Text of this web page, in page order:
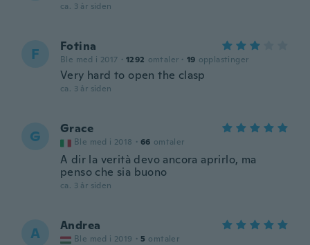
ca. 3 år siden
F Fotina
Ble med i 2017 · 1292 omtaler · 19 opplastinger
Very hard to open the clasp
ca. 3 år siden
G Grace
Ble med i 2018 · 66 omtaler
A dir la verità devo ancora aprirlo, ma
penso che sia buono
ca. 3 år siden
A Andrea
Ble med i 2019 · 5 omtaler